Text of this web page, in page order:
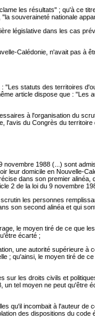
les résultats" ; qu'à ce
souveraineté nationale
dans les cas
Calédonie, n'avait pas
statuts des territoires
article dispose que :
à l'organisation du
du Congrès du
1988 (...) sont
domicile en Nouvelle-
dans son premier
2 de la loi du 9 novembre
les personnes
son second alinéa et qui
le moyen tiré de ce que
écarté ;
une autorité supérieure
qu'ainsi, le moyen tiré de
les droits civils et
tel moyen ne peut
qu'il incombait à l'auteur
des dispositions du